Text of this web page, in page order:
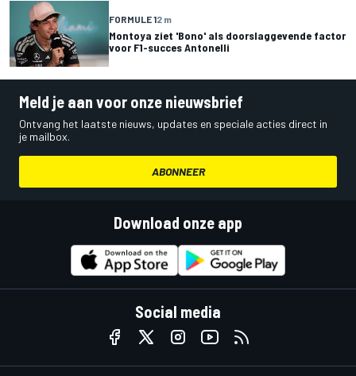
FORMULE 12 m
Montoya ziet 'Bono' als doorslaggevende factor
voor F1-succes Antonelli
Meld je aan voor onze nieuwsbrief
Ontvang het laatste nieuws, updates en speciale acties direct in
je mailbox.
ABONNEER
Download onze app
Social media